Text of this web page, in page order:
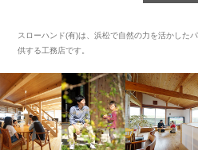
スローハンド(有)は、浜松で自然の力を活かした
供する工務店です。